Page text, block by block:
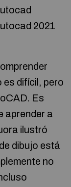
2021
difícil, pero
Es
aprender a
ilustró
dibujo está
no